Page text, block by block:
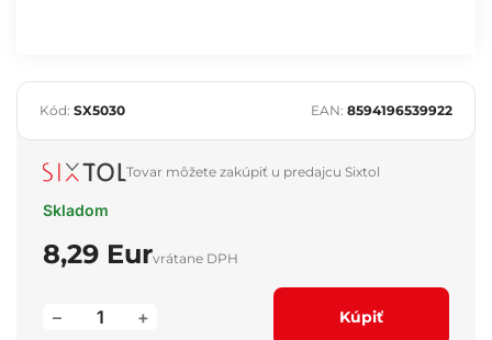
Kód: SX5030 EAN: 8594196539922
Tovar môžete zakúpiť u predajcu Sixtol
Skladom
8,29 Eurvrátane DPH
+
– Kúpiť